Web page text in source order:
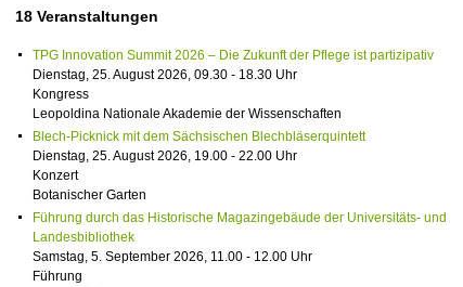
18 Veranstaltungen
TPG Innovation Summit 2026 – Die Zukunft der Pflege ist partizipativ
Dienstag, 25. August 2026, 09.30 - 18.30 Uhr
Kongress
Leopoldina Nationale Akademie der Wissenschaften
Blech-Picknick mit dem Sächsischen Blechbläserquintett
Dienstag, 25. August 2026, 19.00 - 22.00 Uhr
Konzert
Botanischer Garten
Führung durch das Historische Magazingebäude der Universitäts- und
Landesbibliothek
Samstag, 5. September 2026, 11.00 - 12.00 Uhr
Führung